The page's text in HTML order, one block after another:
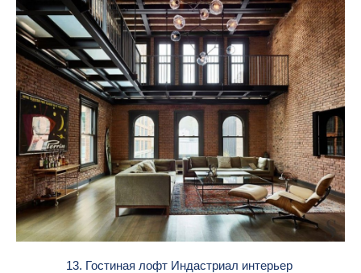
13. Гостиная лофт Индастриал интерьер